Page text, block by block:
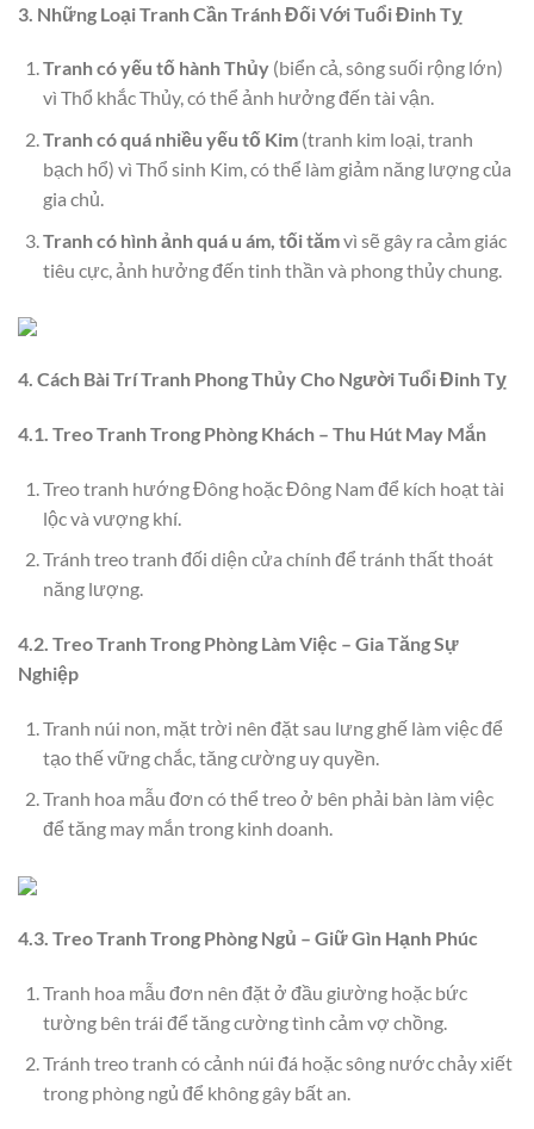
3. Những Loại Tranh Cần Tránh Đối Với Tuổi Đinh Tỵ
Tranh có yếu tố hành Thủy(biển cả, sông suối rộng lớn)
vì Thổ khắc Thủy, có thể ảnh hưởng đến tài vận.
Tranh có quá nhiều yếu tố Kim(tranh kim loại, tranh
bạch hổ) vì Thổ sinh Kim, có thể làm giảm năng lượng của
gia chủ.
Tranh có hình ảnh quá u ám, tối tămvì sẽ gây ra cảm giác
tiêu cực, ảnh hưởng đến tinh thần và phong thủy chung.
4. Cách Bài Trí Tranh Phong Thủy Cho Người Tuổi Đinh Tỵ
4.1. Treo Tranh Trong Phòng Khách – Thu Hút May Mắn
Treo tranh hướng Đông hoặc Đông Nam để kích hoạt tài
lộc và vượng khí.
Tránh treo tranh đối diện cửa chính để tránh thất thoát
năng lượng.
4.2. Treo Tranh Trong Phòng Làm Việc – Gia Tăng Sự
Nghiệp
Tranh núi non, mặt trời nên đặt sau lưng ghế làm việc để
tạo thế vững chắc, tăng cường uy quyền.
Tranh hoa mẫu đơn có thể treo ở bên phải bàn làm việc
để tăng may mắn trong kinh doanh.
4.3. Treo Tranh Trong Phòng Ngủ – Giữ Gìn Hạnh Phúc
Tranh hoa mẫu đơn nên đặt ở đầu giường hoặc bức
tường bên trái để tăng cường tình cảm vợ chồng.
Tránh treo tranh có cảnh núi đá hoặc sông nước chảy xiết
trong phòng ngủ để không gây bất an.